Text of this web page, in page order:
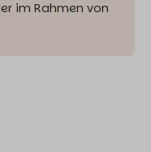
im Rahmen von